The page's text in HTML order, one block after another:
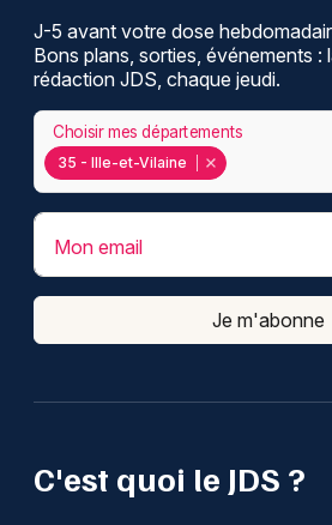
C'est quoi le JDS ?
J-5 avant votre dose
Bons plans, sorties, événements :
rédaction JDS, chaque jeudi.
35 - Ille-et-Vilaine
Choisir mes départements
Mon email
Je m'abonne